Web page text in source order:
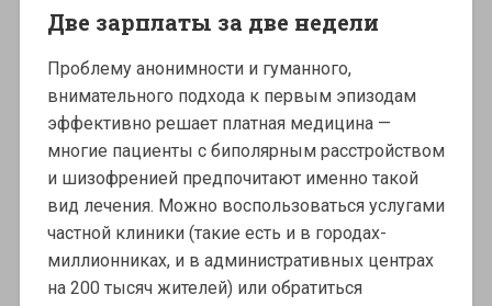
Две зарплаты за две недели
Проблему анонимности и гуманного,
внимательного подхода к первым эпизодам
эффективно решает платная медицина —
многие пациенты с биполярным расстройством
и шизофренией предпочитают именно такой
вид лечения. Можно воспользоваться услугами
частной клиники (такие есть и в городах-
миллионниках, и в административных центрах
на 200 тысяч жителей) или обратиться